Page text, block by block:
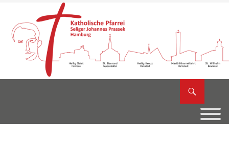
Inhalt
springen